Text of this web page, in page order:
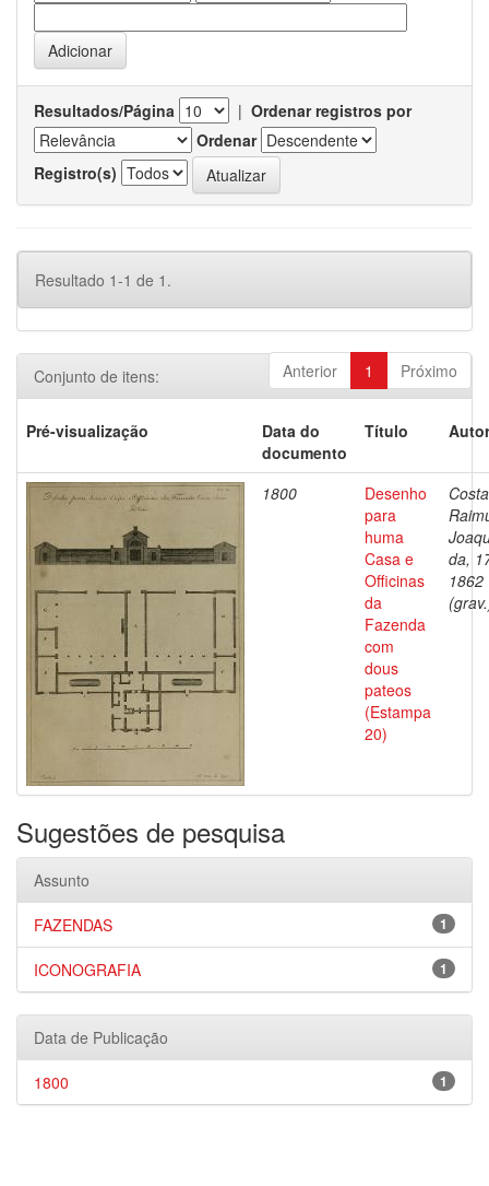
Resultados/Página | Ordenar registros por
Ordenar
Registro(s)
Resultado 1-1 de 1.
Anterior 1 Próximo
Conjunto de itens:
Pré-visualização
Data do
documento
Título
1800
Desenho
para
huma
Casa e
Officinas
da
Fazenda
com
dous
pateos
(Estampa
20)
da,
1862
Sugestões de pesquisa
Assunto
1
FAZENDAS
1
ICONOGRAFIA
Data de Publicação
1
1800